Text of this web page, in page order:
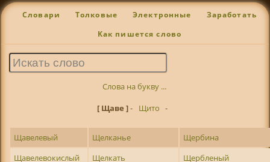
Словари Толковые Электронные Заработать
Как пишется слово
Слова на букву ...
[ Щаве ]- Щито -
Щавелевый Щелканье
Щербина
Щавелевокислый
Щелкать
Щербленый